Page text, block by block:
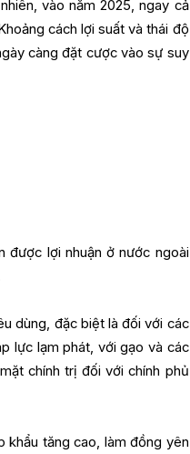
vào năm 2025, ngay cả
cách lợi suất và thái độ
càng đặt cược vào sự suy
được lợi nhuận ở nước ngoài
dùng, đặc biệt là đối với các
lực lạm phát, với gạo và các
chính trị đối với chính phủ
khẩu tăng cao, làm đồng yên